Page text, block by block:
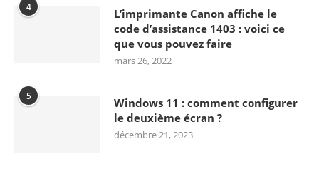
4
L’imprimante Canon affiche le
code d’assistance 1403 : voici ce
que vous pouvez faire
mars 26, 2022
5
Windows 11 : comment configurer
le deuxième écran ?
décembre 21, 2023